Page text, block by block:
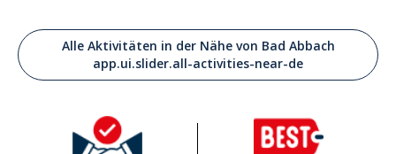
Alle Aktivitäten in der Nähe von Bad Abbach
app.ui.slider.all-activities-near-de